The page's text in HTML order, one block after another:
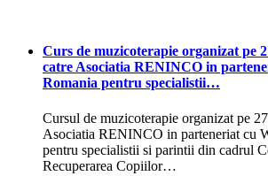
Curs de muzicoterapie organizat pe
catre Asociatia RENINCO in
Romania pentru specialistii…
Cursul de muzicoterapie organizat pe
Asociatia RENINCO in parteneriat cu
pentru specialistii si parintii din cadrul
Recuperarea Copiilor…